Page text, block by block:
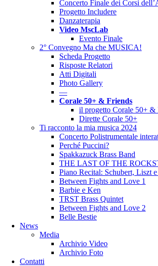
Concerto Finale dei Corsi
Progetto Includere
Danzaterapia
Video MscLab
Evento Finale
2° Convegno Ma che MUSICA!
Scheda Progetto
Risposte Relatori
Atti Digitali
Photo Gallery
––
Corale 50+ & Friends
il progetto Corale 50+ &
Dirette Corale 50+
Ti racconto la mia musica 2024
Concerto Polistrumentale
Perché Puccini?
Spakkazuck Brass Band
THE LAST OF THE
Piano Recital: Schubert, Liszt
Between Fights and Love 1
Barbie e Ken
TRST Brass Quintet
Between Fights and Love 2
Belle Bestie
News
Media
Archivio Video
Archivio Foto
Contatti